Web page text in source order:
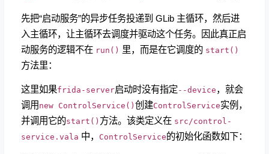
先把“启动服务”的异步任务投递到 GLib 主循环，然后进
入主循环，让主循环去调度并驱动这个任务。因此真正启
动服务的逻辑不在 run() 里，而是在它调度的 start()
方法里：
这里如果frida-server启动时没有指定--device，就会
调用new ControlService()创建ControlService实例，
并调用它的start() 方法。该类定义在 src/control-
service.vala 中， ControlService的初始化函数如下：